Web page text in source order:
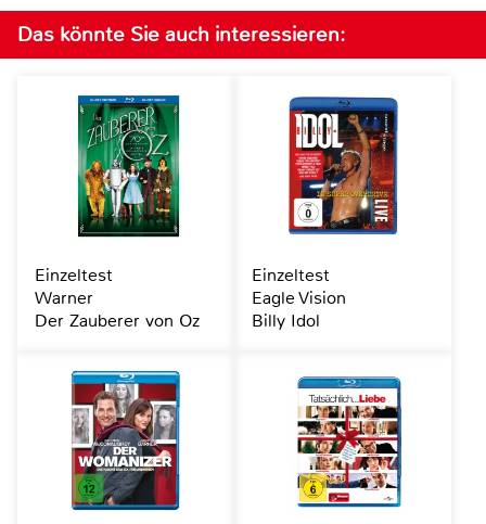
Das könnte Sie auch interessieren:
Einzeltest
Warner
Der Zauberer von Oz
Einzeltest
Eagle Vision
Billy Idol